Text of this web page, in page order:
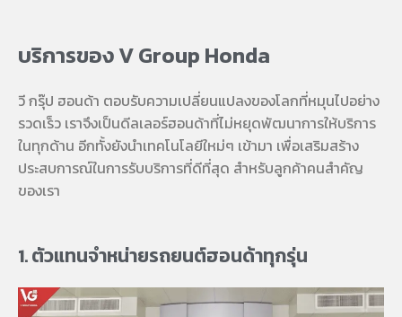
บริการของ V Group Honda
วี กรุ๊ป ฮอนด้า ตอบรับความเปลี่ยนแปลงของโลกที่หมุนไปอย่าง
รวดเร็ว เราจึงเป็นดีลเลอร์ฮอนด้าที่ไม่หยุดพัฒนาการให้บริการ
ในทุกด้าน อีกทั้งยังนำเทคโนโลยีใหม่ๆ เข้ามา เพื่อเสริมสร้าง
ประสบการณ์ในการรับบริการที่ดีที่สุด สำหรับลูกค้าคนสำคัญ
ของเรา
1. ตัวแทนจำหน่ายรถยนต์ฮอนด้าทุกรุ่น